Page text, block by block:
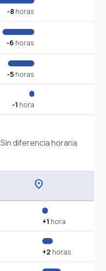
-8horas
-6 horas
-5horas
-1 hora
Sin diferencia horaria
location_on
+1 hora
+2 horas